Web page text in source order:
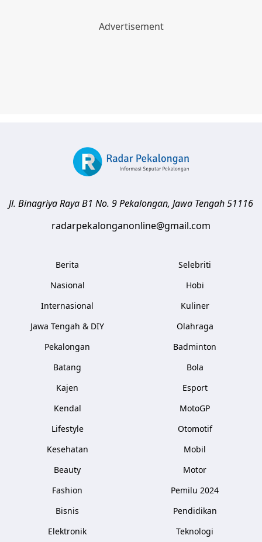
Jl. Binagriya Raya B1 No. 9Pekalongan, Jawa Tengah51116
radarpekalonganonline@gmail.com
Berita
Nasional
Internasional
Jawa Tengah & DIY
Pekalongan
Batang
Kajen
Kendal
Lifestyle
Kesehatan
Beauty
Fashion
Bisnis
Elektronik
Selebriti
Hobi
Kuliner
Olahraga
Badminton
Bola
Esport
MotoGP
Otomotif
Mobil
Motor
Pemilu 2024
Pendidikan
Teknologi